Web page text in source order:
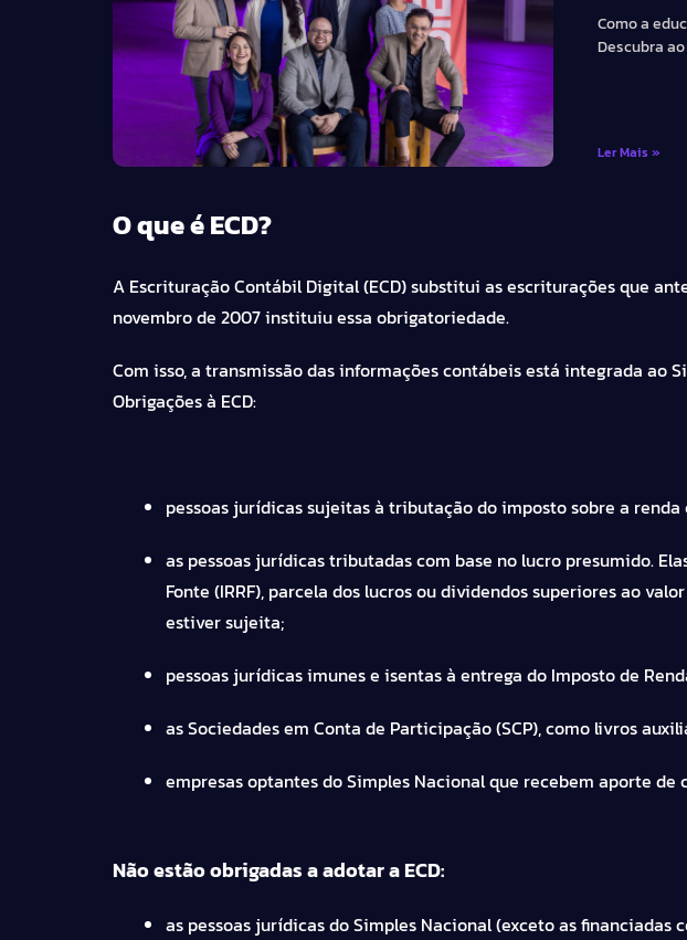
Como a
Descubra
Ler Mais »
O que é ECD?
A Escrituração Contábil Digital (ECD) substitui as escriturações que
novembro de 2007instituiu essa obrigatoriedade.
Com isso, a transmissão das informações contábeis está integrada ao
Obrigações à ECD:
pessoas jurídicas sujeitas à tributação do imposto sobre a renda
as pessoas jurídicas tributadas com base no lucro presumido.
Fonte (IRRF), parcela dos lucros ou dividendos superiores ao
estiver sujeita;
pessoas jurídicas imunes e isentas à entrega do Imposto de
as Sociedades em Conta de Participação (SCP), como livros
empresas optantes do Simples Nacional que recebem aporte
Não estão obrigadas a adotar a ECD:
as pessoas jurídicas do Simples Nacional (exceto as financiadas